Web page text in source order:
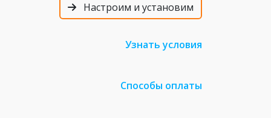
Настроим и установим
Узнать условия
Способы оплаты